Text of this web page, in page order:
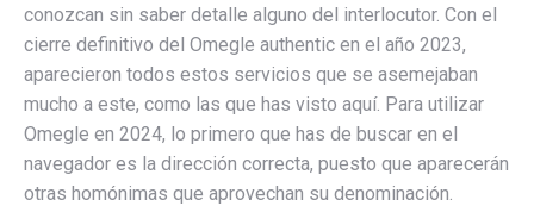
conozcan sin saber detalle alguno del interlocutor. Con el
cierre definitivo del Omegle authentic en el año 2023,
aparecieron todos estos servicios que se asemejaban
mucho a este, como las que has visto aquí. Para utilizar
Omegle en 2024, lo primero que has de buscar en el
navegador es la dirección correcta, puesto que aparecerán
otras homónimas que aprovechan su denominación.